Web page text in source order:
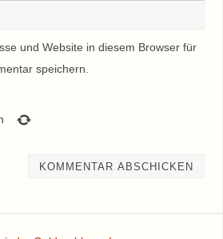
und Website in diesem Browser für
speichern.